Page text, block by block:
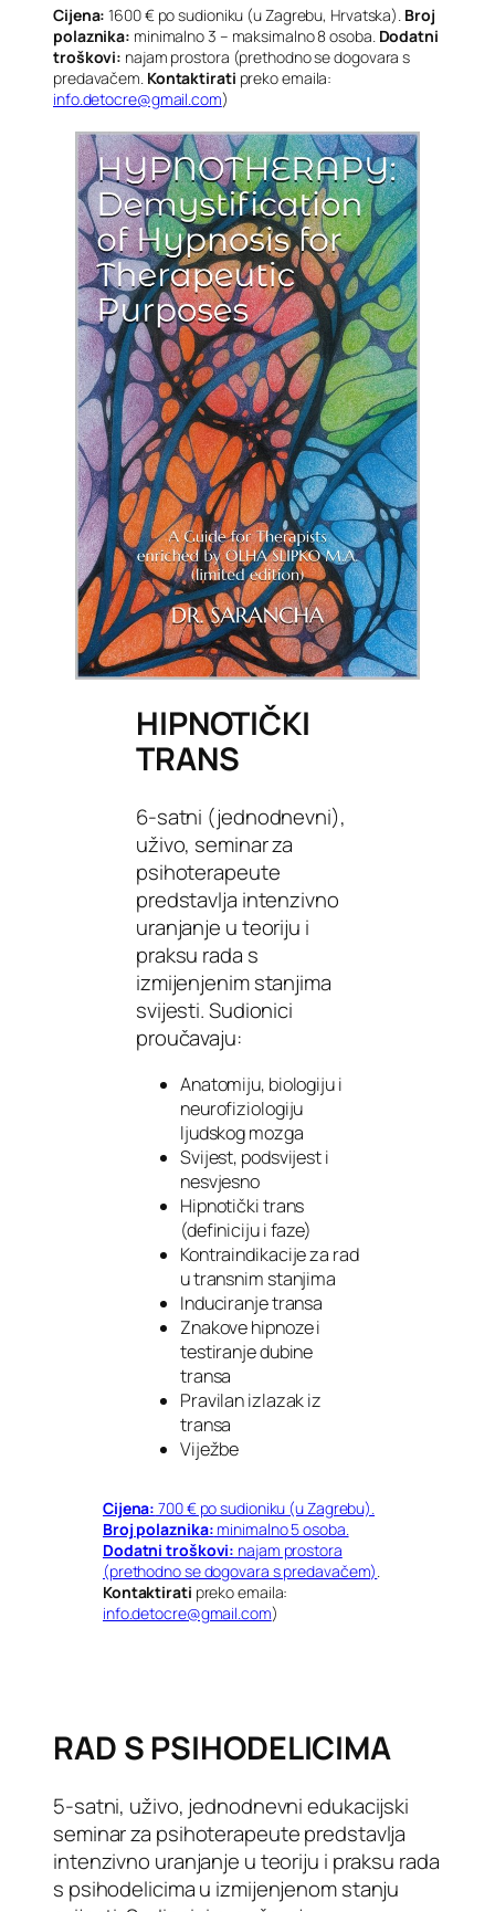
Cijena: 1600 € po sudioniku (u Zagrebu, Hrvatska). Broj
polaznika: minimalno 3 – maksimalno 8 osoba. Dodatni
troškovi: najam prostora (prethodno se dogovara s
predavačem. Kontaktirati preko emaila:
info.detocre@gmail.com)
HIPNOTIČKI
TRANS
6-satni (jednodnevni),
uživo, seminar za
psihoterapeute
predstavlja intenzivno
uranjanje u teoriju i
praksu rada s
izmijenjenim stanjima
svijesti. Sudionici
proučavaju:
Anatomiju, biologiju i
neurofiziologiju
ljudskog mozga
Svijest, podsvijest i
nesvjesno
Hipnotički trans
(definiciju i faze)
Kontraindikacije za rad
u transnim stanjima
Induciranje transa
Znakove hipnoze i
testiranje dubine
transa
Pravilan izlazak iz
transa
Viježbe
Cijena: 700 € po sudioniku (u Zagrebu).
Broj polaznika: minimalno 5 osoba.
Dodatni troškovi: najam prostora
(prethodno se dogovara s predavačem)
Kontaktirati preko emaila:
info.detocre@gmail.com)
RAD S PSIHODELICIMA
5-satni, uživo, jednodnevni edukacijski
seminar za psihoterapeute predstavlja
intenzivno uranjanje u teoriju i praksu rada
s psihodelicima u izmijenjenom stanju